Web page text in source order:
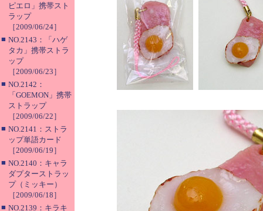
ピエロ」携帯スト
ラップ
［2009/06/24］
■ NO.2143：「ハゲ
タカ」携帯ストラ
ップ
［2009/06/23］
■ NO.2142：
「GOEMON」携帯
ストラップ
［2009/06/22］
■ NO.2141：ストラ
ップ単語カード
［2009/06/19］
■ NO.2140：キャラ
ダプターストラッ
プ（ミッキー）
［2009/06/18］
■ NO.2139：キラキ